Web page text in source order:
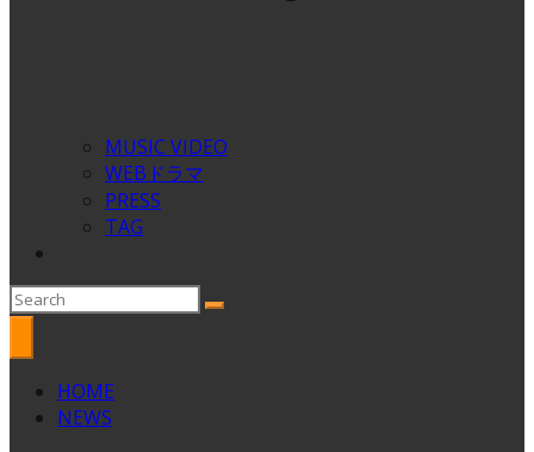
MUSIC VIDEO
WEBドラマ
PRESS
TAG
HOME
NEWS